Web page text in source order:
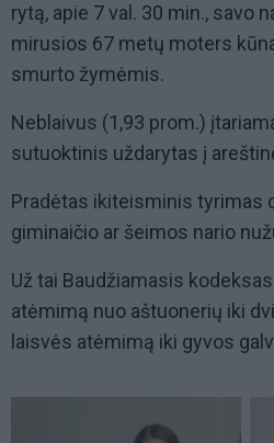
rytą, apie 7 val. 30 min., savo
mirusios 67 metų moters
smurto žymėmis.
Neblaivus (1,93 prom.)
sutuoktinis uždarytas į
Pradėtas ikiteisminis tyrimas
giminaičio ar šeimos nario
Už tai Baudžiamasis
atėmimą nuo aštuonerių iki
laisvės atėmimą iki gyvos